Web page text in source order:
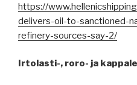
https://
delivers-oil-to-sanctioned-
refinery-sources-say-2/
Irtolasti-, roro- ja